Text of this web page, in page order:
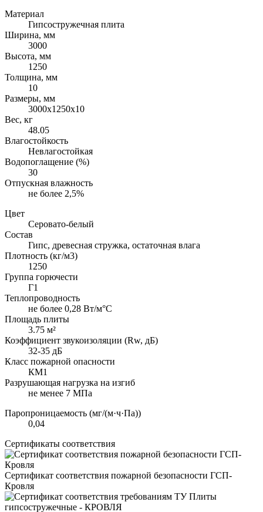
Материал
Гипсостружечная плита
Ширина, мм
3000
Высота, мм
1250
Толщина, мм
10
Размеры, мм
3000х1250х10
Вес, кг
48.05
Влагостойкость
Невлагостойкая
Водопоглащение (%)
30
Отпускная влажность
не более 2,5%
Цвет
Серовато-белый
Состав
Гипс, древесная стружка, остаточная влага
Плотность (кг/м3)
1250
Группа горючести
Г1
Теплопроводность
не более 0,28 Вт/м°С
Площадь плиты
3.75 м²
Коэффициент звукоизоляции (Rw, дБ)
32-35 дБ
Класс пожарной опасности
КМ1
Разрушающая нагрузка на изгиб
не менее 7 МПа
Паропроницаемость (мг/(м·ч·Па))
0,04
Сертификаты соответствия
Сертификат соответствия пожарной безопасности ГСП-
Кровля